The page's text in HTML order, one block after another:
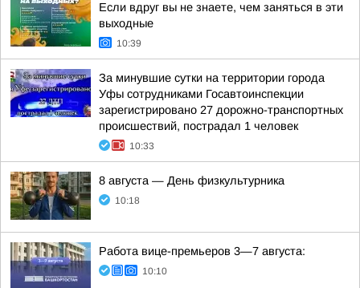
Если вдруг вы не знаете, чем заняться в эти
выходные
10:39
За минувшие сутки на территории города
Уфы сотрудниками Госавтоинспекции
зарегистрировано 27 дорожно-транспортных
происшествий, пострадал 1 человек
10:33
8 августа — День физкультурника
10:18
Работа вице-премьеров 3—7 августа:
10:10